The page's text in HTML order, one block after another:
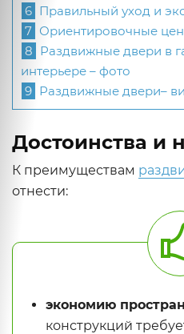
6 Правильный уход и
7 Ориентировочные
8 Раздвижные двери в
интерьере – фото
9 Раздвижные двери–
Достоинства и
К преимуществам
отнести:
экономию
конструкций